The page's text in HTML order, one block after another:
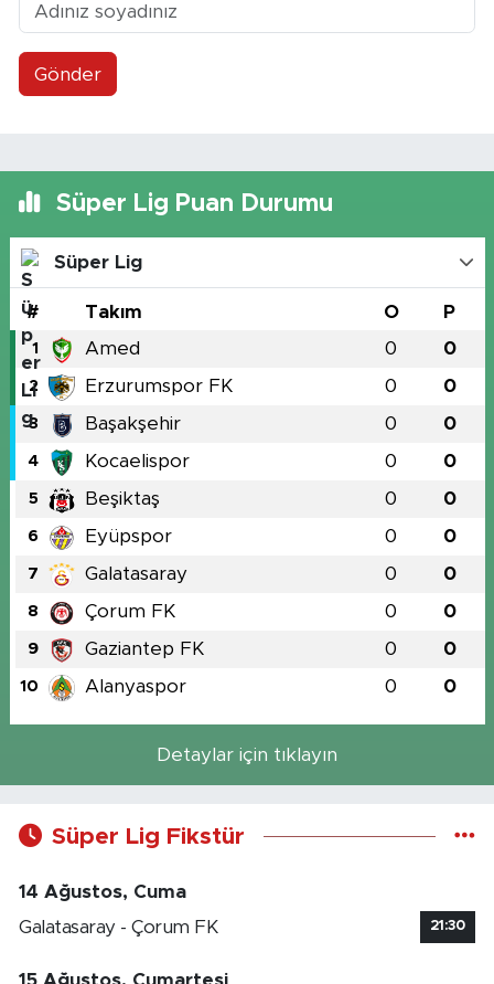
Gönder
Süper Lig Puan Durumu
Süper Lig
# Takım O P
1 Amed 0 0
2 Erzurumspor FK 0 0
3 Başakşehir 0 0
4 Kocaelispor 0 0
5 Beşiktaş 0 0
6 Eyüpspor 0 0
7 Galatasaray 0 0
8 Çorum FK 0 0
9 Gaziantep FK 0 0
10 Alanyaspor 0 0
Detaylar için tıklayın
Süper Lig Fikstür
14 Ağustos, Cuma
Galatasaray - Çorum FK
21:30
15 Ağustos, Cumartesi